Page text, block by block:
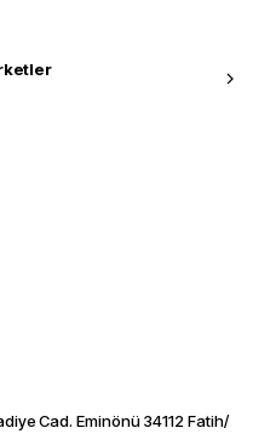
Cad. Eminönü 34112 Fatih/